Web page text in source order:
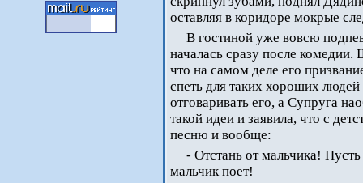
оставляя в коридоре мокрые
В гостиной уже вовсю
началась сразу после комедии.
что на самом деле его
спеть для таких хороших
отговаривать его, а Супруга
такой идеи и заявила, что с
песню и вообще:
- Отстань от мальчика!
мальчик поет!